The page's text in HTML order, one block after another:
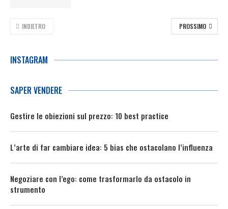
INDIETRO PROSSIMO
INSTAGRAM
SAPER VENDERE
Gestire le obiezioni sul prezzo: 10 best practice
L’arte di far cambiare idea: 5 bias che ostacolano l’influenza
Negoziare con l’ego: come trasformarlo da ostacolo in
strumento